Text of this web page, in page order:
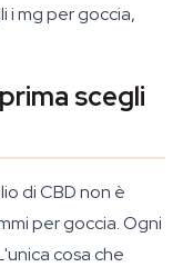
i mg per goccia,
scegli
di CBD non è
per goccia. Ogni
cosa che